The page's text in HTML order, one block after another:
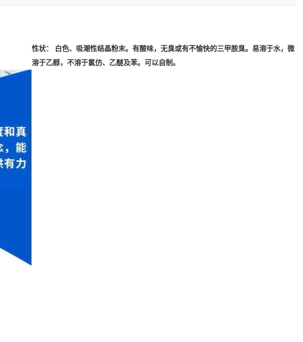
性状： 白色、吸潮性结晶粉末。有酸味，无臭或有不愉快的三甲胺臭。易溶于水，微
溶于乙醇，不溶于氯仿、乙醚及苯。 可以自制。